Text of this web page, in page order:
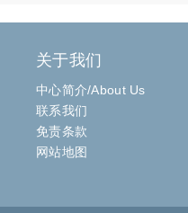
关于我们
中心简介/About Us
联系我们
免责条款
网站地图